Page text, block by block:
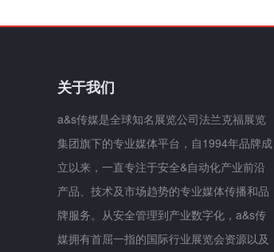
关于我们
a&s传媒是全球知名展览公司法兰克福展览
集团旗下的专业媒体平台，自1994年品牌成
立以来，一直专注于安全&自动化产业前沿
产品、技术及市场趋势的专业媒体传播和品
牌服务。从安全管理到产业数字化，a&s传
媒拥有首屈一指的国际行业展览会资源以及